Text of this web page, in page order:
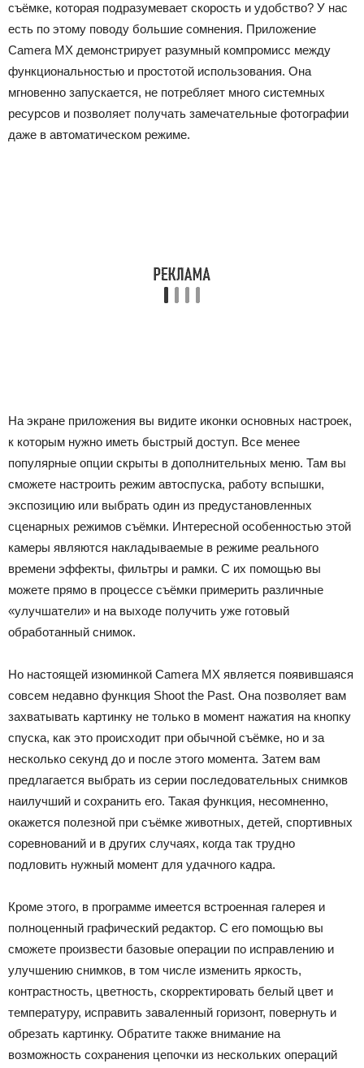
съёмке, которая подразумевает скорость и удобство? У нас
есть по этому поводу большие сомнения. Приложение
Camera MX демонстрирует разумный компромисс между
функциональностью и простотой использования. Она
мгновенно запускается, не потребляет много системных
ресурсов и позволяет получать замечательные фотографии
даже в автоматическом режиме.
На экране приложения вы видите иконки основных настроек,
к которым нужно иметь быстрый доступ. Все менее
популярные опции скрыты в дополнительных меню. Там вы
сможете настроить режим автоспуска, работу вспышки,
экспозицию или выбрать один из предустановленных
сценарных режимов съёмки. Интересной особенностью этой
камеры являются накладываемые в режиме реального
времени эффекты, фильтры и рамки. С их помощью вы
можете прямо в процессе съёмки примерить различные
«улучшатели» и на выходе получить уже готовый
обработанный снимок.
Но настоящей изюминкой Camera MX является появившаяся
совсем недавно функция Shoot the Past. Она позволяет вам
захватывать картинку не только в момент нажатия на кнопку
спуска, как это происходит при обычной съёмке, но и за
несколько секунд до и после этого момента. Затем вам
предлагается выбрать из серии последовательных снимков
наилучший и сохранить его. Такая функция, несомненно,
окажется полезной при съёмке животных, детей, спортивных
соревнований и в других случаях, когда так трудно
подловить нужный момент для удачного кадра.
Кроме этого, в программе имеется встроенная галерея и
полноценный графический редактор. С его помощью вы
сможете произвести базовые операции по исправлению и
улучшению снимков, в том числе изменить яркость,
контрастность, цветность, скорректировать белый цвет и
температуру, исправить заваленный горизонт, повернуть и
обрезать картинку. Обратите также внимание на
возможность сохранения цепочки из нескольких операций